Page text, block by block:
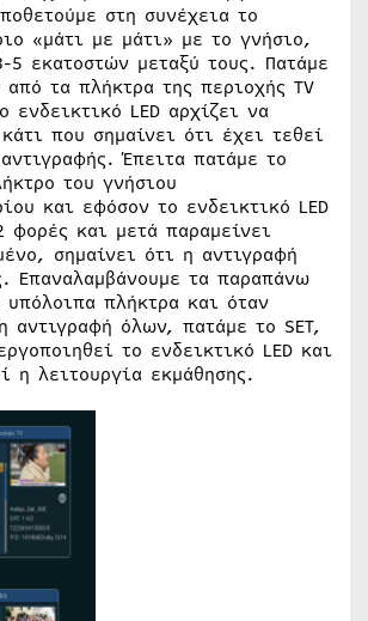
στη συνέχεια το
«μάτι με μάτι» με το γνήσιο,
5 εκατοστών μεταξύ τους. Πατάμε
από τα πλήκτρα της περιοχής TV
ενδεικτικό LED αρχίζει να
που σημαίνει ότι έχει τεθεί
Έπειτα πατάμε το
του γνήσιου
και εφόσον το ενδεικτικό LED
φορές και μετά παραμείνει
σημαίνει ότι η αντιγραφή
Επαναλαμβάνουμε τα παραπάνω
υπόλοιπα πλήκτρα και όταν
αντιγραφή όλων, πατάμε το SET,
το ενδεικτικό LED και
η λειτουργία εκμάθησης.